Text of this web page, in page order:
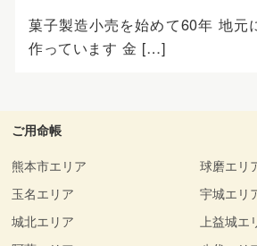
菓子製造小売を始めて60年 地元
作っています 金 […]
ご用命帳
熊本市エリア
玉名エリア
城北エリア
球磨エリ
宇城エリ
上益城エ